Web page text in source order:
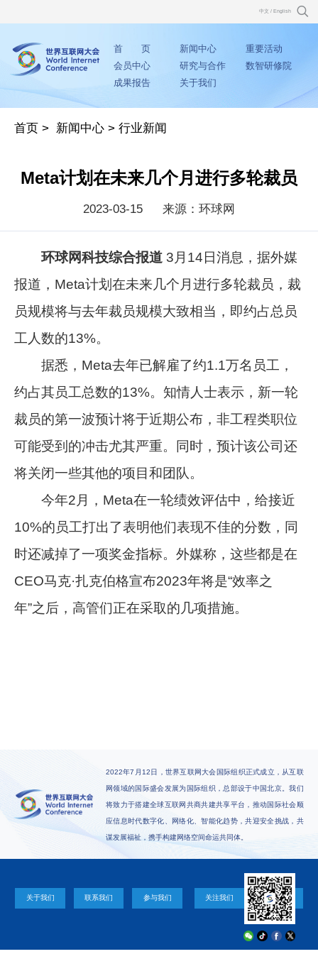
中文 / English
首 页 新闻中心
重要活动
会员中心
研究与合作
数智研修院
成果报告
关于我们
首页 > 新闻中心 >行业新闻
Meta计划在未来几个月进行多轮裁员
2023-03-15 来源：环球网
环球网科技综合报道3月14日消息，据外媒
报道，Meta计划在未来几个月进行多轮裁员，裁
员规模将与去年裁员规模大致相当，即约占总员
工人数的13%。
据悉，Meta去年已解雇了约1.1万名员工，
约占其员工总数的13%。知情人士表示，新一轮
裁员的第一波预计将于近期公布，非工程类职位
可能受到的冲击尤其严重。同时，预计该公司还
将关闭一些其他的项目和团队。
今年2月，Meta在一轮绩效评估中，给接近
10%的员工打出了表明他们表现不佳的分数，同
时还减掉了一项奖金指标。外媒称，这些都是在
CEO马克·扎克伯格宣布2023年将是“效率之
年”之后，高管们正在采取的几项措施。
2022年7月12日，世界互联网大会国际组织正式成立，从互联
网领域的国际盛会发展为国际组织，总部设于中国北京。我们
将致力于搭建全球互联网共商共建共享平台，推动国际社会顺
应信息时代数字化、网络化、智能化趋势，共迎安全挑战，共
谋发展福祉，携手构建网络空间命运共同体。
关于我们 联系我们 参与我们 关注我们